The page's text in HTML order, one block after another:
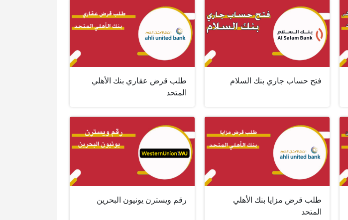
فتح حساب جاري بنك السلام
طلب قرض عقاري بنك الأهلي
المتحد
طلب قرض مزايا بنك الأهلي
المتحد
رقم ويسترن يونيون البحرين